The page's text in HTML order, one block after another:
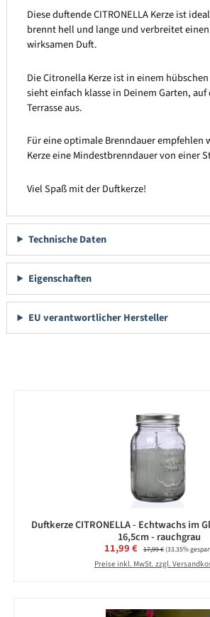
Diese duftende CITRONELLA Kerze ist
brennt hell und lange und verbreitet
wirksamen Duft.
Die Citronella Kerze ist in einem
sieht einfach klasse in Deinem Garten,
Terrasse aus.
Für eine optimale Brenndauer empfehlen
Kerze eine Mindestbrenndauer von einer
Viel Spaß mit der Duftkerze!
Technische Daten
Eigenschaften
EU verantwortlicher Hersteller
Duftkerze CITRONELLA - Echtwachs im
16,5cm - rauchgrau
Verkaufspreis:
11,99 € Regulärer Preis:
17,99 €(33.35%
Preise inkl. MwSt. zzgl.